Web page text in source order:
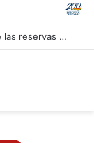
Trump ordena investigar la filtración sobre las reservas de municiones